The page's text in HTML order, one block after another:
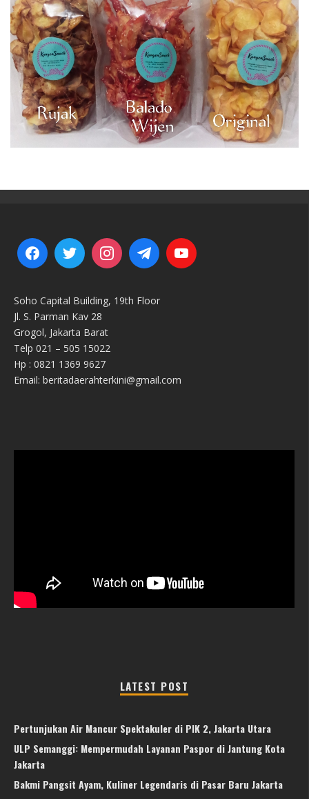
Soho Capital Building, 19th Floor
Jl. S. Parman Kav 28
Grogol, Jakarta Barat
Telp 021 – 505 15022
Hp : 0821 1369 9627
Email: beritadaerahterkini@gmail.com
LATEST POST
Pertunjukan Air Mancur Spektakuler di PIK 2, Jakarta Utara
ULP Semanggi: Mempermudah Layanan Paspor di Jantung Kota
Jakarta
Bakmi Pangsit Ayam, Kuliner Legendaris di Pasar Baru Jakarta